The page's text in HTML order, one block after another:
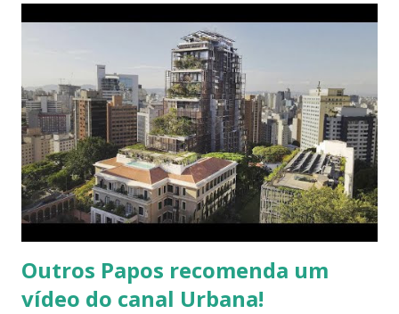
como "One Piece", "Slam Dunk" e "Dragon Ball Z", que haviam
impulsionado significativamente a receita da empresa na
época de seus lançamentos. Além disso, apesar de não ser
uma animação, o filme live-action de "Cavaleiros do
Zodíaco" teria um impacto negativo nas finanças da
empresa, refletindo-se também na seção de animação.
Também mencionei que os filmes em questão
impulsionariam outros segmentos da empresa quando
lançados em mídia físic...
Outros Papos recomenda um
vídeo do canal Urbana!